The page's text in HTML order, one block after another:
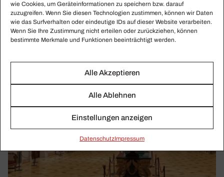
wie Cookies, um Geräteinformationen zu speichern bzw. darauf
zuzugreifen. Wenn Sie diesen Technologien zustimmen, können wir Daten
wie das Surfverhalten oder eindeutige IDs auf dieser Website verarbeiten.
Wenn Sie Ihre Zustimmung nicht erteilen oder zurückziehen, können
bestimmte Merkmale und Funktionen beeinträchtigt werden.
Alle Akzeptieren
Alle Ablehnen
Einstellungen anzeigen
Daten­schutzImpressum